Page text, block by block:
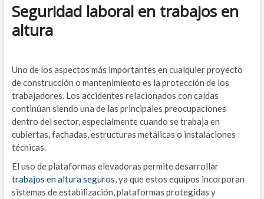
Seguridad laboral en trabajos en
altura
Uno de los aspectos más importantes en cualquier proyecto
de construcción o mantenimiento es la protección de los
trabajadores. Los accidentes relacionados con caídas
continúan siendo una de las principales preocupaciones
dentro del sector, especialmente cuando se trabaja en
cubiertas, fachadas, estructuras metálicas o instalaciones
técnicas.
El uso de plataformas elevadoras permite desarrollar
trabajos en altura seguros, ya que estos equipos incorporan
sistemas de estabilización, plataformas protegidas y